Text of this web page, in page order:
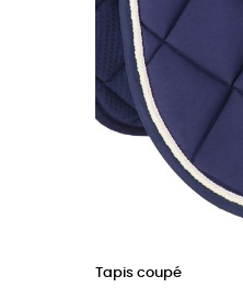
Tapis coupé